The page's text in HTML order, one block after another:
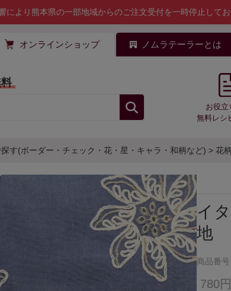
により熊本県の一部地域からのご注文受付を一時停止してお
オンラインショップ ノムラテーラーとは
お役立
無料レシ
す(ボーダー・チェック・花・星・キャラ・和柄など) > 花
イ
地
商品番
780円